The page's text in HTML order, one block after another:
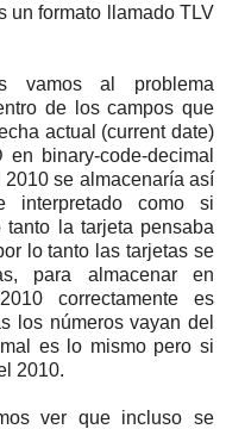
un formato llamado TLV
vamos al problema
de los campos que
actual (current date)
binary-code-decimal
se almacenaría así
interpretado como si
la tarjeta pensaba
lo tanto las tarjetas se
para almacenar en
correctamente es
los números vayan del
es lo mismo pero si
2010.
ver que incluso se